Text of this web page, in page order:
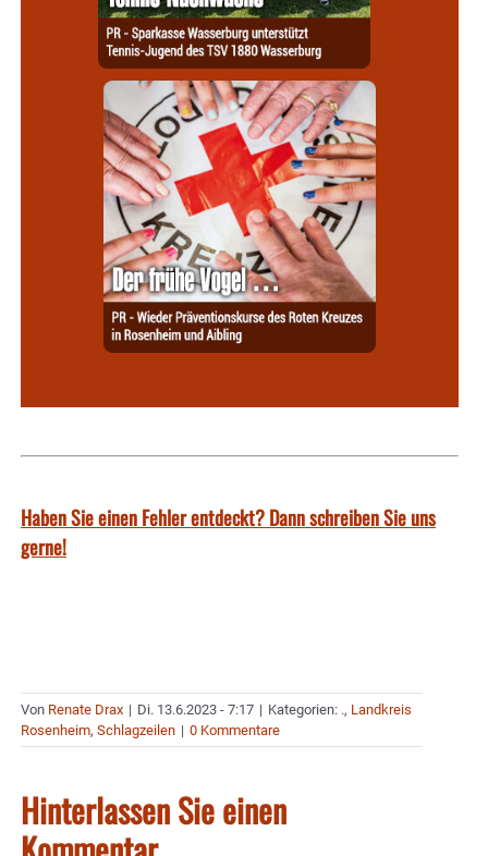
Haben Sie einen Fehler entdeckt? Dann schreiben Sie uns
gerne!
Von Renate Drax | Di. 13.6.2023 - 7:17 | Kategorien: ., Landkreis
Rosenheim, Schlagzeilen | 0 Kommentare
Hinterlassen Sie einen